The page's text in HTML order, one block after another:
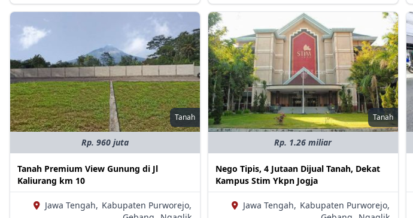
Tanah
Rp. 960 juta
Tanah Premium View Gunung di Jl
Kaliurang km 10
Jawa Tengah, Kabupaten Purworejo,
Tanah
Rp. 1.26 miliar
Nego Tipis, 4 Jutaan Dijual Tanah, Dekat
Kampus Stim Ykpn Jogja
Jawa Tengah, Kabupaten Purworejo,